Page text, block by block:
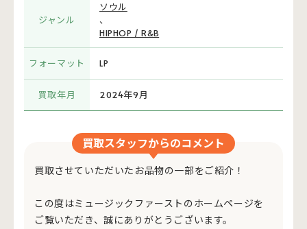
ジャンル
ソウル
、
HIPHOP / R&B
フォーマット LP
買取年月 2024年9月
買取スタッフからのコメント
買取させていただいたお品物の一部をご紹介！
この度はミュージックファーストのホームページを
ご覧いただき、誠にありがとうございます。